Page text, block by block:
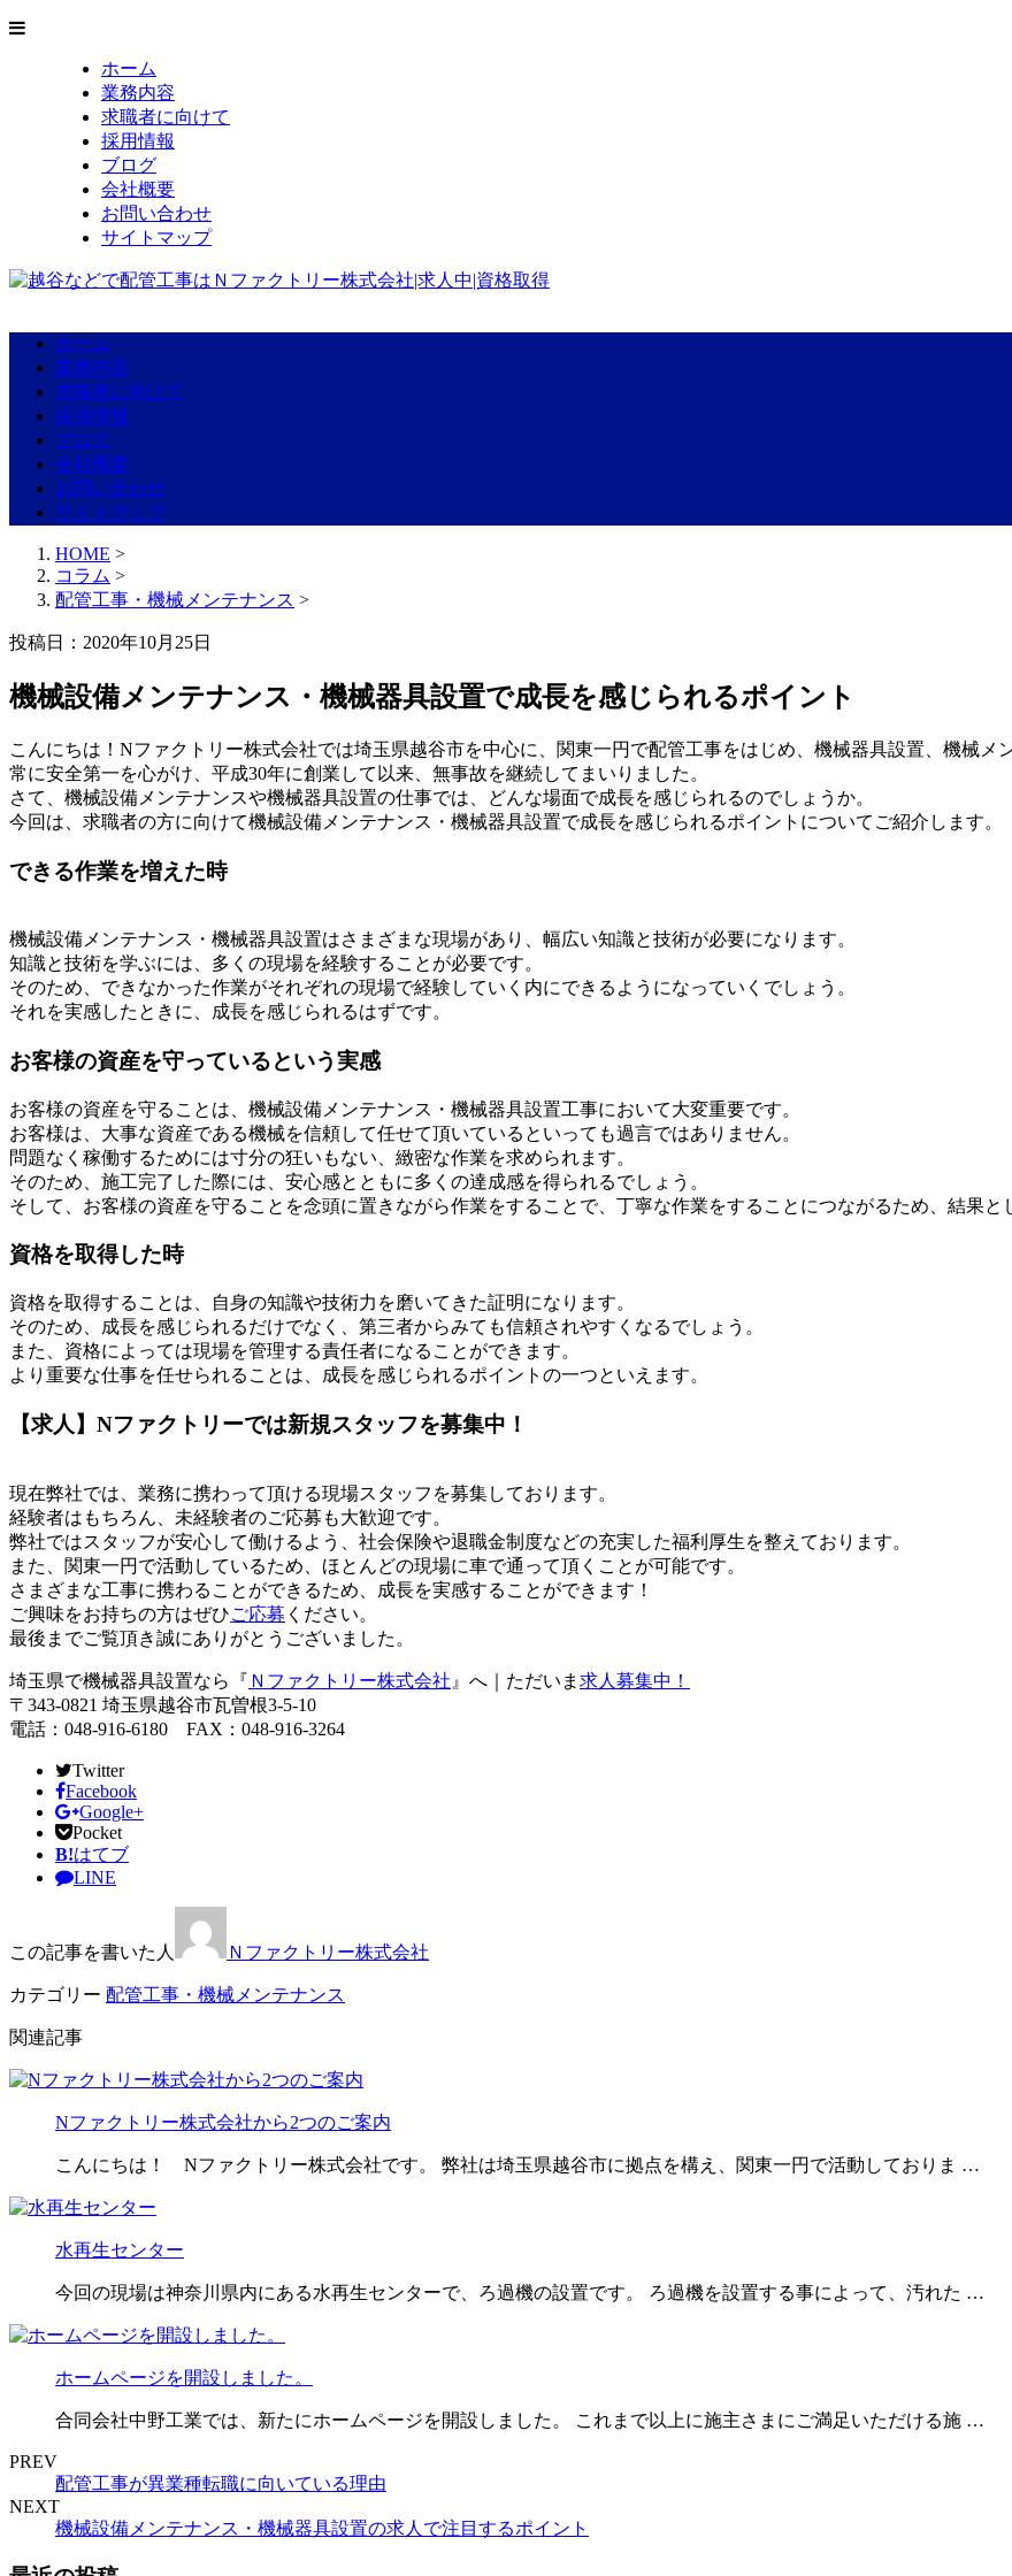
ホーム
業務内容
求職者に向けて
採用情報
ブログ
会社概要
お問い合わせ
サイトマップ
ホーム
業務内容
求職者に向けて
採用情報
ブログ
会社概要
お問い合わせ
サイトマップ
HOME >
コラム >
配管工事・機械メンテナンス >
投稿日： 2020年10月25日
機械設備メンテナンス・機械器具設置で成長を感じられるポイント
こんにちは！Nファクトリー株式会社では埼玉県越谷市を中心に、関東一円で配管工事をはじめ、機械器具設置、機械メ
常に安全第一を心がけ、平成30年に創業して以来、無事故を継続してまいりました。
さて、機械設備メンテナンスや機械器具設置の仕事では、どんな場面で成長を感じられるのでしょうか。
今回は、求職者の方に向けて機械設備メンテナンス・機械器具設置で成長を感じられるポイントについてご紹介します。
できる作業を増えた時
機械設備メンテナンス・機械器具設置はさまざまな現場があり、幅広い知識と技術が必要になります。
知識と技術を学ぶには、多くの現場を経験することが必要です。
そのため、できなかった作業がそれぞれの現場で経験していく内にできるようになっていくでしょう。
それを実感したときに、成長を感じられるはずです。
お客様の資産を守っているという実感
お客様の資産を守ることは、機械設備メンテナンス・機械器具設置工事において大変重要です。
お客様は、大事な資産である機械を信頼して任せて頂いているといっても過言ではありません。
問題なく稼働するためには寸分の狂いもない、緻密な作業を求められます。
そのため、施工完了した際には、安心感とともに多くの達成感を得られるでしょう。
そして、お客様の資産を守ることを念頭に置きながら作業をすることで、丁寧な作業をすることにつながるため、結果と
資格を取得した時
資格を取得することは、自身の知識や技術力を磨いてきた証明になります。
そのため、成長を感じられるだけでなく、第三者からみても信頼されやすくなるでしょう。
また、資格によっては現場を管理する責任者になることができます。
より重要な仕事を任せられることは、成長を感じられるポイントの一つといえます。
【求人】Nファクトリーでは新規スタッフを募集中！
現在弊社では、業務に携わって頂ける現場スタッフを募集しております。
経験者はもちろん、未経験者のご応募も大歓迎です。
弊社ではスタッフが安心して働けるよう、社会保険や退職金制度などの充実した福利厚生を整えております。
また、関東一円で活動しているため、ほとんどの現場に車で通って頂くことが可能です。
さまざまな工事に携わることができるため、成長を実感することができます！
ご興味をお持ちの方はぜひご応募 ください。
最後までご覧頂き誠にありがとうございました。
埼玉県で機械器具設置なら『 Ｎファクトリー株式会社 』へ｜ただいま 求人募集中！
〒343-0821 埼玉県越谷市瓦曽根3-5-10
電話：048-916-6180 FAX：048-916-3264
Twitter
Facebook
Google+
Pocket
B!はてブ
LINE
この記事を書いた人 Ｎファクトリー株式会社
カテゴリー 配管工事・機械メンテナンス
関連記事
Nファクトリー株式会社から2つのご案内
こんにちは！ Nファクトリー株式会社です。 弊社は埼玉県越谷市に拠点を構え、関東一円で活動しておりま …
水再生センター
今回の現場は神奈川県内にある水再生センターで、ろ過機の設置です。 ろ過機を設置する事によって、汚れた …
ホームページを開設しました。
合同会社中野工業では、新たにホームページを開設しました。 これまで以上に施主さまにご満足いただける施 …
PREV
配管工事が異業種転職に向いている理由
NEXT
機械設備メンテナンス・機械器具設置の求人で注目するポイント